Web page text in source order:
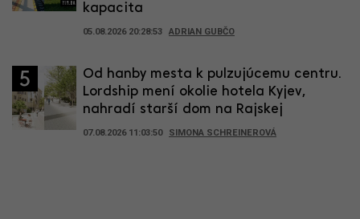
kapacita
05.08.2026 20:28:53 ADRIAN GUBČO
5
Od hanby mesta k pulzujúcemu centru.
Lordship mení okolie hotela Kyjev,
nahradí starší dom na Rajskej
07.08.2026 11:03:50 SIMONA SCHREINEROVÁ